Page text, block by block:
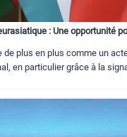
: Une opportunité
de plus en plus comme un
en particulier grâce à la